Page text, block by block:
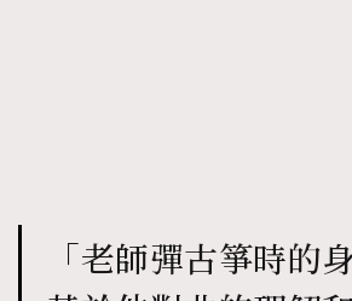
「老師彈古箏時的